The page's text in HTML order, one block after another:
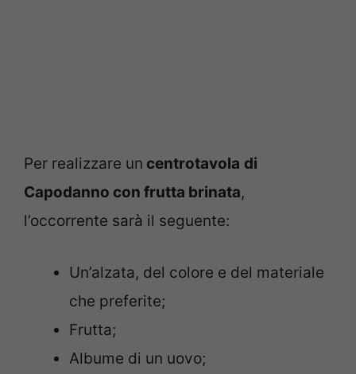
Per realizzare un centrotavola di
Capodanno con frutta brinata,
l’occorrente sarà il seguente:
Un’alzata, del colore e del materiale
che preferite;
Frutta;
Albume di un uovo;